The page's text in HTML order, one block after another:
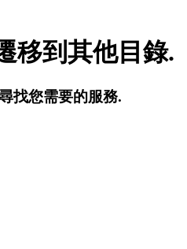
移到其他目錄.
找您需要的服務.